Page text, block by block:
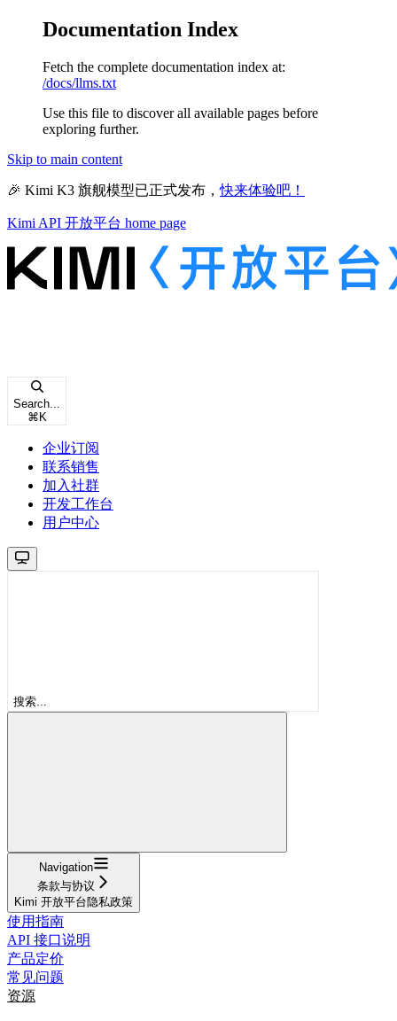
Documentation Index
Fetch the complete documentation index at:
/docs/llms.txt
Use this file to discover all available pages before
exploring further.
Skip to main content
🎉 Kimi K3 旗舰模型已正式发布，快来体验吧！
Kimi API 开放平台 home page
Search...
⌘ K
企业订阅
联系销售
加入社群
开发工作台
用户中心
搜索...
Navigation
条款与协议
Kimi 开放平台隐私政策
使用指南
API 接口说明
产品定价
常见问题
资源